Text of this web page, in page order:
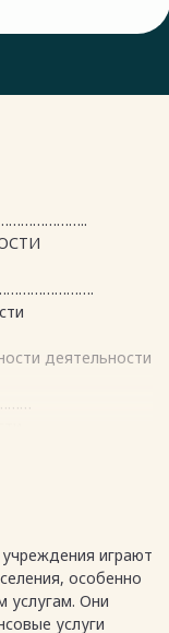
деятельности
ПРИМЕРЕ ООО
МКК «Денежный
МКК «Денежный
играют
особенно
услугам. Они
услуги